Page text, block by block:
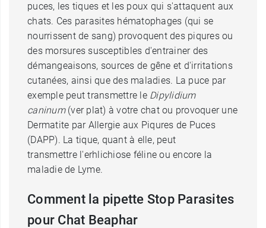
puces, les tiques et les poux qui s'attaquent aux
chats. Ces parasites hématophages (qui se
nourrissent de sang) provoquent des piqures ou
des morsures susceptibles d'entrainer des
démangeaisons, sources de gêne et d'irritations
cutanées, ainsi que des maladies. La puce par
exemple peut transmettre le Dipylidium
caninum(ver plat) à votre chat ou provoquer une
Dermatite par Allergie aux Piqures de Puces
(DAPP). La tique, quant à elle, peut
transmettre l'erhlichiose féline ou encore la
maladie de Lyme.
Comment la pipette Stop Parasites
pour Chat Beaphar